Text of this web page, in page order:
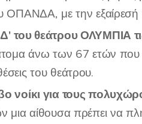
ΟΠΑΝΔΑ, με την
του θεάτρου ΟΛΥΜΠΙΑ
άνω των 67 ετών
του θεάτρου.
νοίκι για τους
μια αίθουσα πρέπει να